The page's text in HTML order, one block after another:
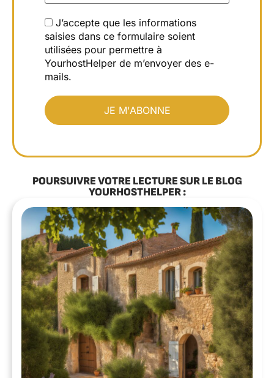
J’accepte que les informations
saisies dans ce formulaire soient
utilisées pour permettre à
YourhostHelper de m’envoyer des e-
mails.
POURSUIVRE VOTRE LECTURE SUR LE BLOG
YOURHOSTHELPER :